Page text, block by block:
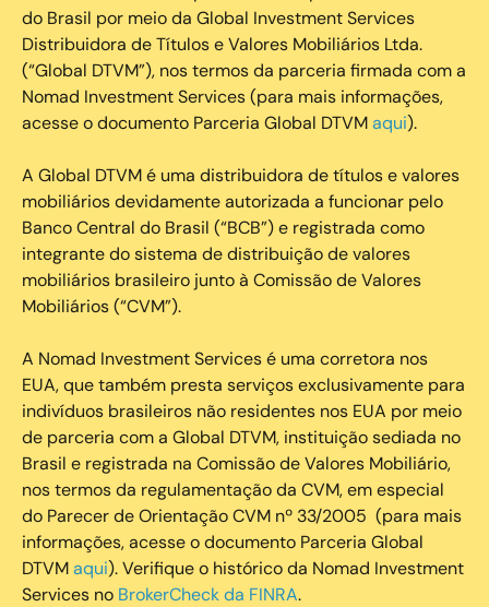
do Brasil por meio da Global Investment Services
Distribuidora de Títulos e Valores Mobiliários Ltda.
(“Global DTVM”), nos termos da parceria firmada com a
Nomad Investment Services (para mais informações,
acesse o documento Parceria Global DTVMaqui).
A Global DTVM é uma distribuidora de títulos e valores
mobiliários devidamente autorizada a funcionar pelo
Banco Central do Brasil (“BCB”) e registrada como
integrante do sistema de distribuição de valores
mobiliários brasileiro junto à Comissão de Valores
Mobiliários (“CVM”).
‍A Nomad Investment Services é uma corretora nos
EUA, que também presta serviços exclusivamente para
indivíduos brasileiros não residentes nos EUA por meio
de parceria com a Global DTVM, instituição sediada no
Brasil e registrada na Comissão de Valores Mobiliário,
nos termos da regulamentação da CVM, em especial
do Parecer de Orientação CVM nº 33/2005 (para mais
informações, acesse o documento Parceria Global
DTVMaqui). Verifique o histórico da Nomad Investment
Services no BrokerCheck da FINRA.